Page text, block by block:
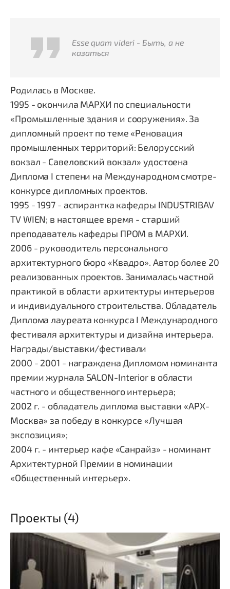
Esse quam videri - Быть, а не
казаться
Родилась в Москве.
1995 - окончила МАРХИ по специальности
«Промышленные здания и сооружения». За
дипломный проект по теме «Реновация
промышленных территорий: Белорусский
вокзал - Савеловский вокзал» удостоена
Диплома I степени на Международном смотре-
конкурсе дипломных проектов.
1995 - 1997 - аспирантка кафедры INDUSTRIBAV
TV WIEN; в настоящее время - старший
преподаватель кафедры ПРОМ в МАРХИ.
2006 - руководитель персонального
архитектурного бюро «Квадро». Автор более 20
реализованных проектов. Занималась частной
практикой в области архитектуры интерьеров
и индивидуального строительства. Обладатель
Диплома лауреата конкурса I Международного
фестиваля архитектуры и дизайна интерьера.
Награды/выставки/фестивали
2000 - 2001 - награждена Дипломом номинанта
премии журнала SALON-Interior в области
частного и общественного интерьера;
2002 г. - обладатель диплома выставки «АРХ-
Москва» за победу в конкурсе «Лучшая
экспозиция»;
2004 г. - интерьер кафе «Санрайз» - номинант
Архитектурной Премии в номинации
«Общественный интерьер».
Проекты (4)